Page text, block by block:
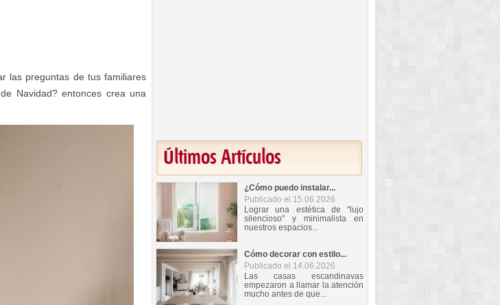
las preguntas de tus familiares
Navidad? entonces crea una
Últimos Artículos
¿Cómo puedo instalar...
Publicado el 15.06.2026
Lograr una estética de "lujo
silencioso" y minimalista en
nuestros espacios...
Cómo decorar con estilo...
Publicado el 14.06.2026
Las casas escandinavas
empezaron a llamar la atención
mucho antes de que...